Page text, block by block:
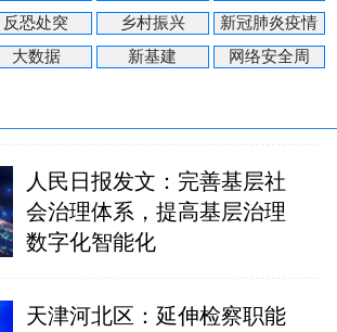
反恐处突 乡村振兴
新冠肺炎疫情
大数据 新基建 网络安全周
人民日报发文：完善基层社
会治理体系，提高基层治理
数字化智能化
天津河北区：延伸检察职能